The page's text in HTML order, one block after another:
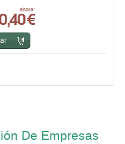
ahora:
€
De Empresas